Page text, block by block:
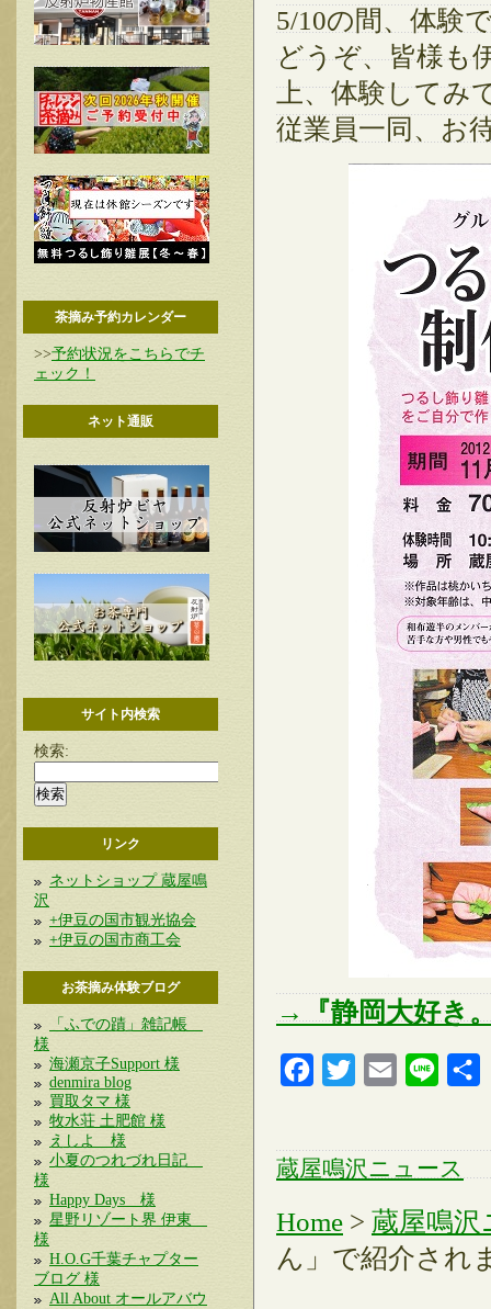
茶摘み予約カレンダー
>>予約状況をこちらでチ
ェック！
ネット通販
サイト内検索
検索:
リンク
ネットショップ 蔵屋鳴
沢
+伊豆の国市観光協会
+伊豆の国市商工会
お茶摘み体験ブログ
「ふでの蹟」雑記帳
様
海瀬京子Support 様
denmira blog
買取タマ 様
牧水荘 土肥館 様
えしよ 様
小夏のつれづれ日記
様
Happy Days 様
星野リゾート界 伊東
様
H.O.G千葉チャプター
ブログ 様
All About オールアバウ
5/10の間、体験
どうぞ、皆様も
上、体験してみ
従業員一同、お
→『静岡大好き
FacebookTwitter Email Line
蔵屋鳴沢ニュース
Home > 蔵屋鳴沢
ん」で紹介され